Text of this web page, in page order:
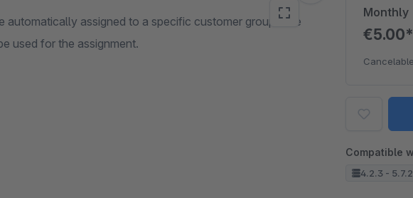
automatically assigned to a specific customer group. The
used for the assignment.
Monthly
Compatible
4.2.3 -